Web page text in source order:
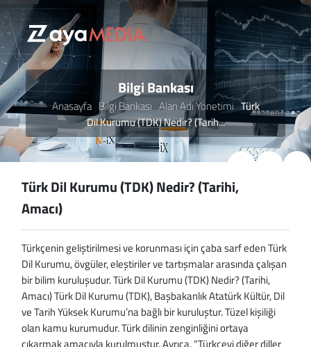
Bilgi Bankası
Anasayfa Bilgi Bankası Alan Adı Yönetimi Türk
Dil Kurumu (TDK) Nedir? (Tarih...
Türk Dil Kurumu (TDK) Nedir? (Tarihi,
Amacı)
Türkçenin geliştirilmesi ve korunması için çaba sarf eden Türk Dil Kurumu, övgüler, eleştiriler ve tartışmalar arasında çalışan bir bilim kuruluşudur. Türk Dil Kurumu (TDK) Nedir? (Tarihi, Amacı) Türk Dil Kurumu (TDK), Başbakanlık Atatürk Kültür, Dil ve Tarih Yüksek Kurumu’na bağlı bir kuruluştur. Tüzel kişiliği olan kamu kurumudur. Türk dilinin zenginliğini ortaya çıkarmak amacıyla kurulmuştur. Ayrıca, “Türkçeyi diğer diller arasında değerine yaraşır bir biçimde yükseltmek” amacını güder. Türk dili ile ilgili çalışmalar yapan ve bu çalışmaların sonuçlarını yayınlayan kuruluştur. Merkezi Ankara’da bulunan TDK, Türkçeyi zenginleştirmenin yanında yabancı kelimelerin Türkçe karşılıklarını da bularak dil yozlaşmasının önüne geçmek için çaba sarf ediyor. Yabancı kelimelerle dolu tabelalar, medyadaki yabancılaşmış dil, teknolojik yozlaşma ile mücadele eden TDK, övgüler ve eleştiriler arasında, 1932 yılından beri görevini yürütmeye çalışıyor. Tarihçesi TDK, 12 Temmuz 1932 tarihinde Atatürk’ün emriyle kurulan dil bilim kurumudur. İlk kurulduğunda “Türk Dili Tetkik Cemiyeti” adı verilmiştir. Mustafa Kemal Atatürk, 1932 yılından itibaren ölümüne kadar kurumda “kurucu ve koruyucu genel başkan” sıfatıyla yer aldı. Diğer kurucuları, hepsi milletvekili olan dönemin ünlü edebiyatçıları Samih Rıfat Horozcu, Ruşen Eşref Ünaydın, Celâl Sahir Erozan ve Yakup Kadri Karaosmanoğlu’dur. Kurumun ilk başkanı Samih Rıfat Horozcu’dur. İsmet İnönü de, Atatürk’ün ölümünden sonra 25 Aralık 1973 yılına kadar “koruyucu başkan” sıfatıyla yer almıştır. TDK’yla ilgili bazı önemli tarihleri şöyle sıralayabiliriz; 26 Eylül – 5 Ekim 1932 tarihleri arasında Dolmabahçe Sarayı’nda Birinci Türk Dil Kurultayı yapıldı. Kurultayda, “lügat-ıstılah, gramer-sentaks, derleme, lenguistik-filoloji, etimoloji ve yayın” kollarında çalışma yapılması kararlaştırıldı. Sonraki kurultaylarda bu kollardan bazıları ayrıldı, bazıları tekrar birleştirildi; ancak ana çatı değiştirilmedi. İlk dil kurultayının açılış günü olan 26 Eylül, her yıl “Dil Bayramı” olarak kutlanıyor. 1934 yılında yapılan kurultayda Cemiyet’in adı “Türk Dili Araştırma Kurumu” olarak değiştirildi. 1936 yılındaki kurultayda kurumun adı “Türk Dil Kurumu” oldu. Atatürk’ün sağlığında Tarama ve Derleme Sözlüğü ile ilgili çalışmalar başladı. 1940’lı yıllarda Divânu Lügati’t-Türk ve Kutadgu Bilig adlı eserler yayınlandı. Atatürk’ün ölümünden sonra Türk aydınları arasında “Öz Türkçe” akımı tartışıldı. TDK, 1983 yılına kadar bu akımın öncülüğünü sürdürdü. TDK, 1940 yılında “kamu yararına çalışan dernekler” statüsüne alındı. 1951 yılında Demokrat Parti hükümeti tarafından kurumun ödeneği kesildi. 1982 Anayasası’nın ardından 1983 yılında TDK ve Türk Tarih Kurumu, Atatürk Kültür, Dil ve Tarih Yüksek Kurumu çatısı altında devletleştirildi ve dernek tüzel kişiliklerine son verildi. Atatürk, 1 Kasım 1936'da Türkiye Büyük Millet Meclisi'nin (TBMM) 5. dönem 2. yasama yılının açılış konuşmasında Türk Dil Kurumu ve Türk Tarih Kurumu hakkında şunları söyledi; “Türk Tarih Kurumu ile Türk Dil Kurumu’nun her gün yeni gerçek ufuklar açan, ciddî ve aralıksız çalışmalarını övgü ile anmak isterim. Bu iki ulusal kurumun, tarihimizin ve dilimizin, karanlıklar içinde unutulmuş derinliklerini, dünya kültüründe başlangıcı temsil ettiklerini, kabul edilebilir bilimsel belgelerle ortaya koydukça, yalnız Türk ulusunun değil, bütün bilim dünyasının ilgisini ve uyanmasını sağlayan, kutsal bir görev yapmakta olduklarını güvenle söyleyebilirim.” TDK, 1955-1983 yılları arasında çeşitli dallarda ödül verdi. Ödüller, Atatürk Kültür Dil ve Tarih Yüksek Kurumu bünyesine alındıktan sonra 1983 yılında kaldırıldı. TDK ödülü alan ünlü isimlerden bazıları şunlardır; Emre Kongar (1977 bilim ödülü), Behçet Necatigil (1964 sanat ödülü), Kemal Tahir (1968 roman ödülü), Orhan Kemal (1969 öykü ödülü), Aziz Nesin (1970 oyun ödülü), Çetin Altan (1978 deneme-eleştiri ödülü). Amacı ve Projeleri Türk Dili Tetkik Cemiyeti ilk kurulduğunda amacı, “Türk dilinin öz güzelliğini ve varsıllılığını ortaya çıkarmak, onu yeryüzü dilleri arasında değerine yaraşır yüksekliğe eriştirmek” olarak belirlenmiştir. TDK’nın günümüze yönelik amaçlarını şöyle başlıklarla sıralayabiliriz; Türkçeyi bilim, kültür, edebiyat ve öğretim dili olarak geliştirmek ve yaygınlaştırmak. Türkçenin her alanda doğru, güzel ve etkili kullanılmasına katkıda bulunmak. Türk dilinin zenginliklerinin korunup işlenerek gelecek kuşaklara aktarılmasını sağlamak. Akademik altyapıyı ve kurumsal donanımı güçlendirerek kurumun Türk dili alanındaki bilimsel yetkinliğini ortaya koymak. TDK bünyesinde, bu amaçlar çerçevesinde ilmî çalışmalar yürüten kollar bulunuyor: Türk Yazı Dilleri ve Ağızları Kolu, Türkçenin Eğitimi ve Öğretimi Kolu, Yazıt Bilimi Kolu, Sözlük Kolu, Yayın ve Tanıtma Kolu, Dil Bilimi ve Dil Bilgisi Kolu. TDK’nın devam eden projeleri de şunlardır; Türk Dili ile ilgili yabancı dillerdeki temel eserlerin tercüme edilmesi, Türkiye Türkçesi Köken Bilgisi (Etimolojik) Sözlüğü’nün hazırlanması, Türk işaret dili sisteminin oluşturulması, İşaret Dili Sözlüğü’nün hazırlanması, uzaktan öğretim yöntemiyle yabancılara Türkçe öğretimi yazılımı, farklı kültürlerin temel düşünce ve ilim eserlerinin Türkçeye çevirisi, Türk dili Belgeseli ve filmi yapımı… TDK’nin Yabancı Kelimelere Önerdiği Türkçe Karşılıklar TDK, Türkçenin yozlaşmasının önüne geçmek için Türk halkının diline yerleşmiş bazı yabancı kelimelere Türkçe karşılıklar buluyor. TDK bünyesindeki Yabancı Kelimelere Karşılıklar Çalışma Grubu tarafından vatandaşlardan gelen öneriler de dikkate alınarak bazı yabancı kelimeler Türkçeleştiriliyor. Türkçe karşılıklı kelimeler belirlenirken, kelimelerin kısaltılabilirliği, kısaltıldığına başka bir sözcüğün anlamıyla karışıp karışmadığı, telaffuzu ve toplumdaki yansıması dikkate alınıyor. TDK, kendi bünyesindeki birimleri dışında vatandaşlardan da “Türkçe karşılıklar” için öneriler alıyor. TDK’nın belirlediği Türkçe karşılıkların birçoğu tercih edilmeyebiliyor. Yani dile yerleşen yabancı kelimelerden kolay kolay vazgeçilmiyor. Bunun sebebi kültürel yozlaşmayla da bağlantılı. Yani kültürler yabancılaştıkça dil de yabancılaşıyor. Bu sebeple TDK’nin Türkçeyi zenginleştirme ve koruma mücadelesi halkın desteği ile doğru orantılı olarak değişiyor. TDK, son olarak Eylül 2017 tarihinde yaptığı bir bilgilendirme ile bazı yabancı kelimelere Türkçe karşılıklar belirlediğini açıkladı. Bu kelimeler ve Türkçe karşılıkları şunlar; petrol (yer yağı), doğalgaz (yer gazı), SMS (kısa bilgi, kısa haber), hyperloop (hız kovanı), smoothie (karsanbaç), julyen (şerit doğrama), store (sarma perde). TDK’nin bazı yabancı kelimeler için belirlediği; ancak pek kullanılmayan Türkçe karşılıkları da şöyle sırlayabiliriz; amblem (belirtke), aspiratör (emmeç), banliyö (yörekent), bypass (köprüleme), billboard (duyurumluk), çip (yonga), dart (oklama), duayen (aksakal), ekspres (özel ulak), eküri (ahırdaş), gurme (tatbilir), happy hour (indirim saatleri), kapora (güvenmelik), klip (görümsetme), light (yeğni), lot (tutam), metroseksüel (bakımlı erkek), migren (yarım baş ağrısı), navigasyon (yolbul), ordövr (yemekaltı), panik (ürkü), prime time (altın saatler), raket (vuraç), reenkarnasyon (ruh göçü), self-servis (seçal), sürpriz (şaşırtı), terör (yıldırı), tirbuşon (burgu), tribün (sekilik), türbülans (burgaç), ultrason (yansılanım), voleybol (uçan top), zapping (geçgeç). Süreli Yayınlar TDK bünyesinde bazı süreli yayınlar bulunuyor. İlk sayısı Ekim 1951 tarihinde yayınlanan “Türk Dili” adlı dil ve edebiyat dergisi, aylık bir dergidir. Altı ayda bir yayımlanan “Türk Dünyası Dil ve Edebiyat Dergisi”, uluslararası hakemli bir dergidir. Kazak, Kırgız, Tatar ve diğer Türk topluluklarının dil ve edebiyatla ilgili araştırmalarını yayımlar. “Türk Dili Araştırmaları Yıllığı – Belleten” de yılda bir kez yayımlanan ve bilimsel araştırmaları içeren bir yıllıktır. TDK, aynı zamanda yılda 30 ila 40 bilimsel eseri de yayın dünyasına kazandırmaktadır. Sözlükler TDK bünyesinde, internet sitesinde çevrimiçi olarak da faydalanılabilen 14 farklı sözlük bulunuyor: Güncel Türkçe Sözlük, Sesli Türkçe Sözlük, Büyük Türkçe Sözlük, Kişi Adları Sözlüğü Türk Lehçeleri Sözlüğü, Türkçede Batı Kökenli Kelimeler Sözlüğü, Bilim ve Sanat Terimleri Sözlüğü, Derleme Sözlüğü (Türkiye Türkçesi Ağızları Sözlüğü), Atasözleri ve Deyimler Sözlüğü, Tarama Sözlüğü, Türk İşaret Dili Sözlüğü, Uluslararası Metroloji Sözlüğü, İlaç ve Eczacılık Terimleri Sözlüğü, Hemşirelik Sözlüğü Yazım Kılavuzu, LexiQamus: Osmanlıca Kelime Çözücü. TDK Temelli Tartışmalar TDK, siyasi ve güncel konularda yapılan çeşitli tartışmaların odağında yer aldı. TDK’nın bazı önerileri tartışmalara yol açarken, bazen de asılsız iddialarla eleştiri oklarını üzerine çekti. Bunlardan bazıları şunlardır; Suriye’deki iç savaş sebebiyle yapılan haberlerde, Suriye Cumhurbaşkanı Beşar Esad’ın adı bazı basın kuruluşları tarafından “Beşar Esed” olarak kullanıldı. TDK, bunun üzerine “Beşşar Esed” adını önerdi. 2012-2013 yıllarında Mısır’daki protestoların ardından Cumhurbaşkanı Muhammed Mursi’nin görevden alınması üzerine TDK, “darbe” kelimesinin tanımını değiştirmekle eleştirildi. TDK, bir açıklama yaparak bu iddiayı yalanladı. 2013 yılındaki Gezi olaylarını eleştiren dönemin Başbakanı Recep Tayyip Erdoğan, eylemcilere “çapulcu” dedi. Bunun üzerine TDK’nın, “çapulcu” kelimesinin “Başkasının malını alan, yağma, talan eden kimse, talancı, yağmacı, plaçkacı” şeklindeki anlamını, “Düzene aykırı davranışlarda bulunan, düzeni bozan, plaçkacı” olarak değiştirdiği iddia edildi. TDK, bu iddiayı yalanladı ve değişiklik yapılmadığını açıkladı. Mart 2015 tarihinde “müsait” kelimesinin anlamının “flört etmeye hazır olan, kolayca flört edilen (kadın) olarak verilmesi uzun süren tartışmalara yol açtı. TDK, bunun üzerine, “Sözlükçünün görevi bir kelimeye kendi başına, masa başında yeni bir anlam katmak değil, yazı dilinde ve günlük dilde kullanılışlarına bakıp var olanı tespit ederek sözlüğe yansıtmaktır.” şeklinde bir açıklama yaptı. (Atatürk'ü